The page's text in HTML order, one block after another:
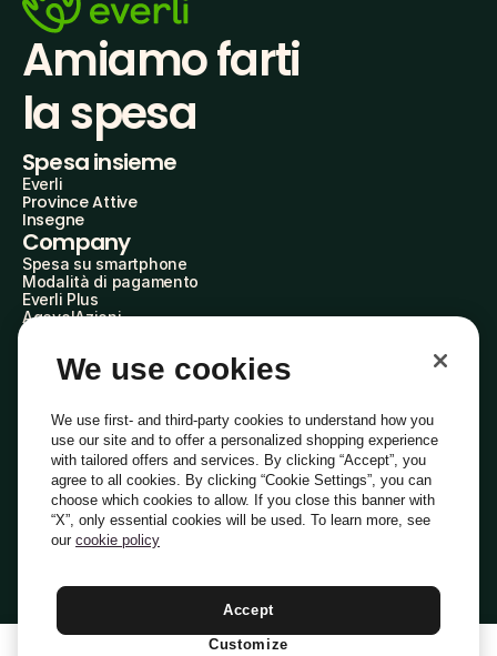
Amiamo farti
la spesa
Spesa insieme
Everli
Province Attive
Insegne
Company
Spesa su smartphone
Modalità di pagamento
Everli Plus
AgevolAzioni
Everli Shoppers
Scopri chi siamo
Domande frequenti
Lavora con noi
Diventa Shopper
Investitori
PrivacyCookiePreferenze Cookie
Termini e Condizioni
Italiano
We use cookies
We use first- and third-party cookies to understand how you
use our site and to offer a personalized shopping experience
with tailored offers and services. By clicking “Accept”, you
agree to all cookies. By clicking “Cookie Settings”, you can
choose which cookies to allow. If you close this banner with
“X”, only essential cookies will be used. To learn more, see
our cookie policy
Accept
Customize